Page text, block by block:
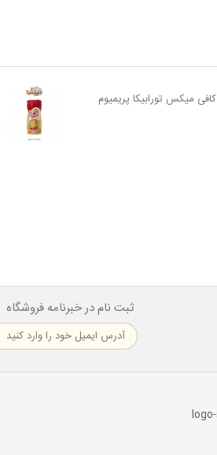
کافی میکس تورابیکا پریمیوم
ثبت نام در خبرنامه فروشگاه